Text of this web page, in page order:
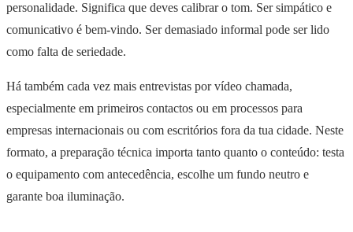
personalidade. Significa que deves calibrar o tom. Ser simpático e
comunicativo é bem-vindo. Ser demasiado informal pode ser lido
como falta de seriedade.
Há também cada vez mais entrevistas por vídeo chamada,
especialmente em primeiros contactos ou em processos para
empresas internacionais ou com escritórios fora da tua cidade. Neste
formato, a preparação técnica importa tanto quanto o conteúdo: testa
o equipamento com antecedência, escolhe um fundo neutro e
garante boa iluminação.